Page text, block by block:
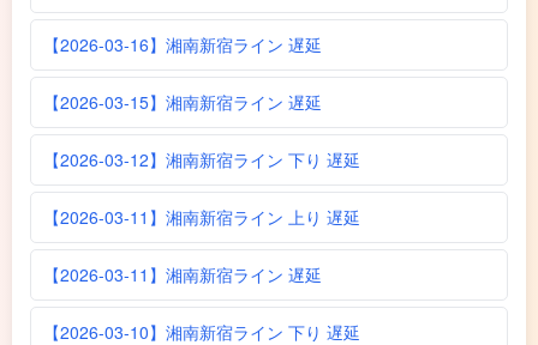
【2026-03-16】湘南新宿ライン 遅延
【2026-03-15】湘南新宿ライン 遅延
【2026-03-12】湘南新宿ライン 下り 遅延
【2026-03-11】湘南新宿ライン 上り 遅延
【2026-03-11】湘南新宿ライン 遅延
【2026-03-10】湘南新宿ライン 下り 遅延